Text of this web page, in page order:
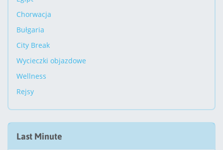
Chorwacja
Bułgaria
City Break
Wycieczki objazdowe
Wellness
Rejsy
Last Minute